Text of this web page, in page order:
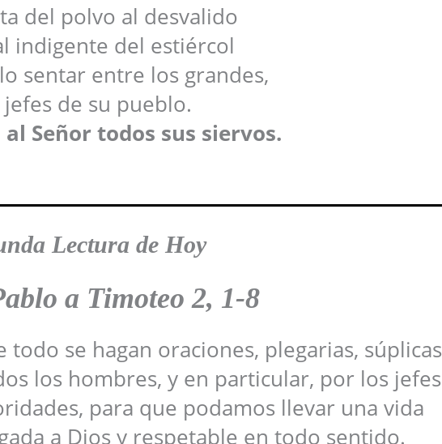
del polvo al desvalido
indigente del estiércol
sentar entre los grandes,
jefes de su pueblo.
Señor todos sus siervos.
Lectura de Hoy
a Timoteo 2, 1-8
se hagan oraciones, plegarias, súplicas
los hombres, y en particular, por los jefes
para que podamos llevar una vida
a Dios y respetable en todo sentido.